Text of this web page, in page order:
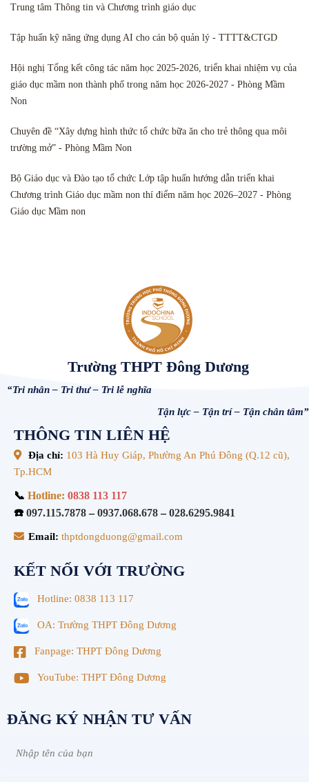
Trung tâm Thông tin và Chương trình giáo dục
Tập huấn kỹ năng ứng dụng AI cho cán bộ quản lý - TTTT&CTGD
Hội nghị Tổng kết công tác năm học 2025-2026, triển khai nhiệm vụ của
giáo dục mầm non thành phố trong năm học 2026-2027 - Phòng Mầm
Non
Chuyên đề “Xây dựng hình thức tổ chức bữa ăn cho trẻ thông qua môi
trường mở” - Phòng Mầm Non
Bộ Giáo dục và Đào tạo tổ chức Lớp tập huấn hướng dẫn triển khai
Chương trình Giáo dục mầm non thí điểm năm học 2026–2027 - Phòng
Giáo dục Mầm non
Trường THPT Đông Dương
“Tri nhân – Tri thư – Tri lễ nghĩa
Tận lực – Tận trí – Tận chân tâm”
THÔNG TIN LIÊN HỆ
Địa chỉ: 103 Hà Huy Giáp, Phường An Phú Đông (Q.12 cũ),
Tp.HCM
📞 Hotline: 0838 113 117
☎️ 097.115.7878–0937.068.678–028.6295.9841
Email: thptdongduong@gmail.com
KẾT NỐI VỚI TRƯỜNG
Hotline: 0838 113 117
OA: Trường THPT Đông Dương
Fanpage: THPT Đông Dương
YouTube: THPT Đông Dương
ĐĂNG KÝ NHẬN TƯ VẤN